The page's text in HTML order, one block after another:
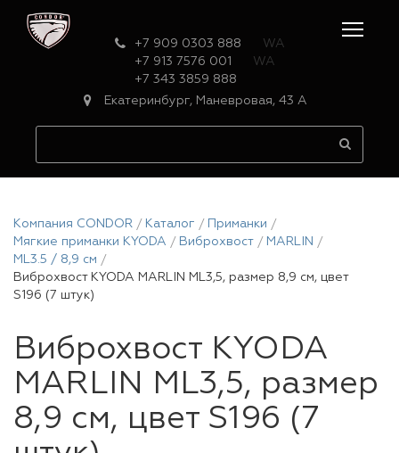
+7 909 0303 888
WA
+7 913 7576 001
WA
+7 343 3859 888
Екатеринбург, Маневровая, 43 А
Компания CONDOR Каталог
Приманки
Мягкие приманки KYODA
Виброхвост
MARLIN
ML3.5 / 8,9 см
Виброхвост KYODA MARLIN ML3,5, размер 8,9 см, цвет
S196 (7 штук)
Виброхвост KYODA
MARLIN ML3,5, размер
8,9 см, цвет S196 (7